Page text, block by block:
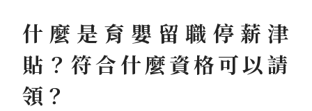
什麼是育嬰留職停薪津
貼？符合什麼資格可以請
領？